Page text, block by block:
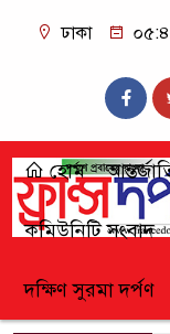
ঢাকা
হোম
কমিউনিটি সংবাদ
দক্ষিণ সুরমা দর্পণ